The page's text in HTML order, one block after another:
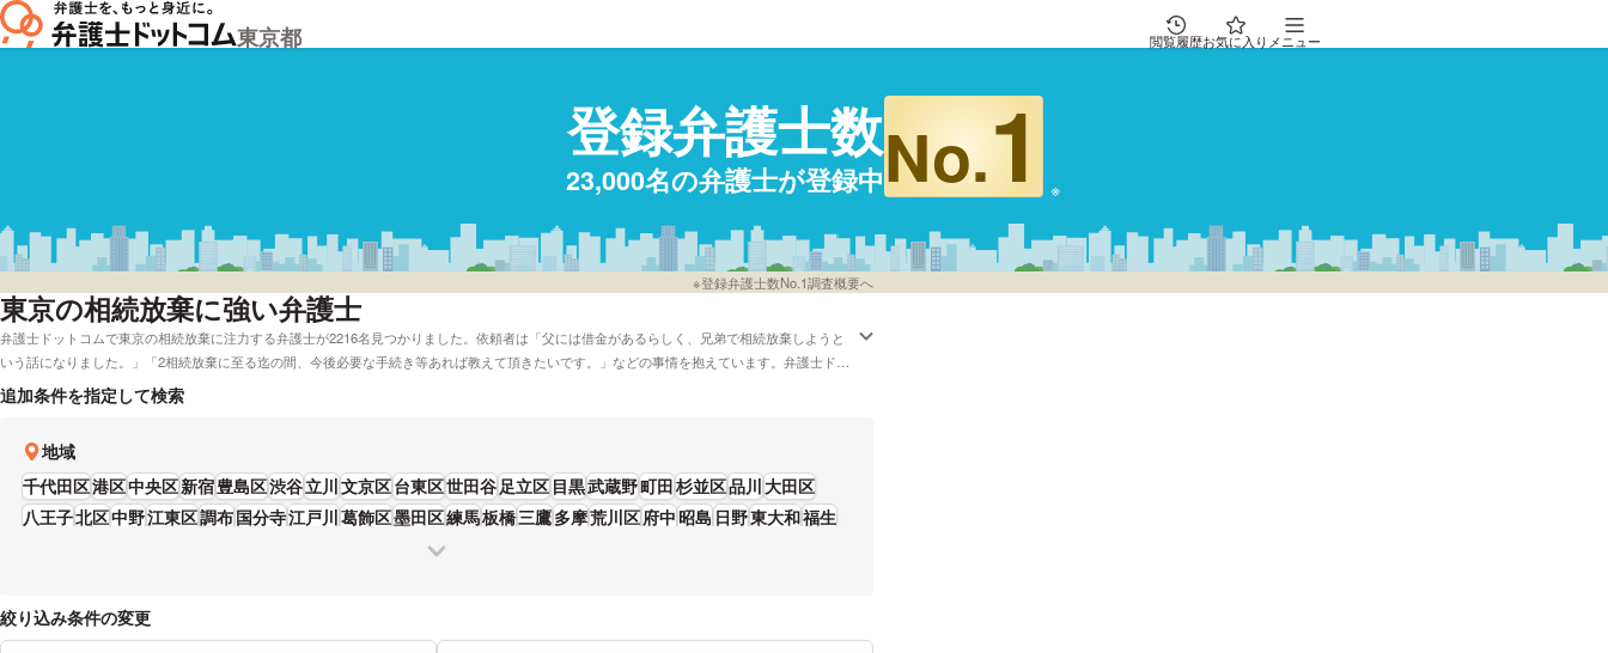
東京都 閲覧履歴お気に入り メニュー
登録弁護士数
23,000名の弁護士が登録中No.1
※登録弁護士数No.1調査概要へ
東京の相続放棄に強い弁護士
弁護士ドットコムで東京の相続放棄に注力する弁護士が2216名見つかりました。依頼者は「父には借金があるらしく、兄弟で相続放棄しようと
いう話になりました。」「2相続放棄に至る迄の間、今後必要な手続き等あれば教えて頂きたいです。」などの事情を抱えています。弁護士ドッ
トコムでは東京で電話相談を無料で面談してくれる弁護士や弁護士費用を分割払いで応対してくれる弁護士といった色々な条件で弁護士を比較
することができます。例えば「評判が高い相続放棄が専門の弁護士や弁護士の選び方は調べたけれど、東京周辺の弁護士を費用で検討したい」
て、お話を丁寧にお伺いした上で、ご依頼者にとっての最適な解決方法をご提示し、ご依頼者と共通認識を持ちながら動くことが重要なポイン
トになってきます。」とおっしゃる方もおります。相続放棄で心配事がある方は経歴や成功報酬金額などの希望を踏まえて、自分に合った法律
事務所や弁護士に電話またはメールをしてみることをおすすめします。
追加条件を指定して検索
地域
千代田区港区中央区新宿豊島区渋谷立川文京区台東区世田谷足立区 目黒武蔵野町田杉並区品川 大田区
八王子北区中野江東区調布国分寺江戸川葛飾区墨田区練馬板橋三鷹多摩荒川区府中 昭島 日野東大和福生
あきる野
絞り込み条件の変更